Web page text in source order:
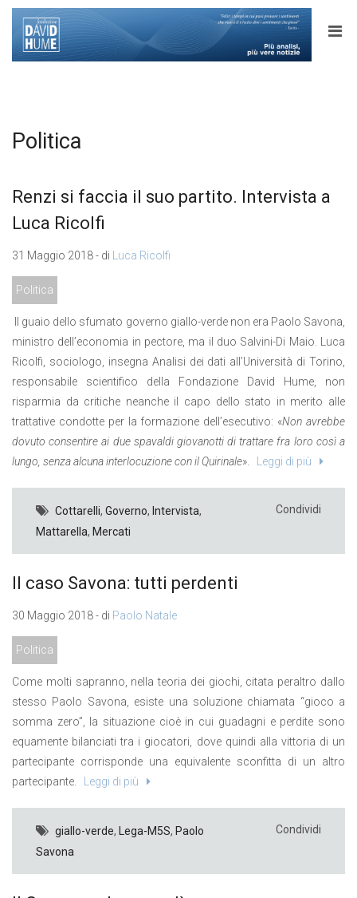
Politica
Renzi si faccia il suo partito. Intervista a
Luca Ricolfi
31 Maggio 2018 - di Luca Ricolfi
Politica
Il guaio dello sfumato governo giallo-verde non era Paolo Savona,
ministro dell’economia in pectore, ma il duo Salvini-Di Maio. Luca
Ricolfi, sociologo, insegna Analisi dei dati all’Università di Torino,
responsabile scientifico della Fondazione David Hume, non
risparmia da critiche neanche il capo dello stato in merito alle
trattative condotte per la formazione dell’esecutivo: «Non avrebbe
dovuto consentire ai due spavaldi giovanotti di trattare fra loro così a
lungo, senza alcuna interlocuzione con il Quirinale». Leggi di più
Cottarelli, Governo, Intervista,
Mattarella, Mercati
Condividi
Il caso Savona: tutti perdenti
30 Maggio 2018 - di Paolo Natale
Politica
Come molti sapranno, nella teoria dei giochi, citata peraltro dallo
stesso Paolo Savona, esiste una soluzione chiamata “gioco a
somma zero”, la situazione cioè in cui guadagni e perdite sono
equamente bilanciati tra i giocatori, dove quindi alla vittoria di un
partecipante corrisponde una equivalente sconfitta di un altro
partecipante.
Leggi di più
giallo-verde, Lega-M5S, Paolo
Savona
Condividi